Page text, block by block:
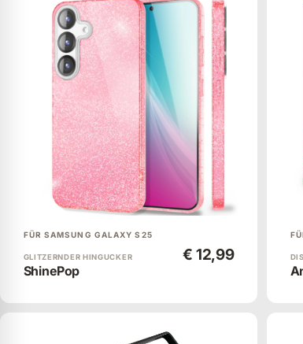
FÜR SAMSUNG GALAXY S25
GLITZERNDER HINGUCKER
ShinePop
€ 12,99